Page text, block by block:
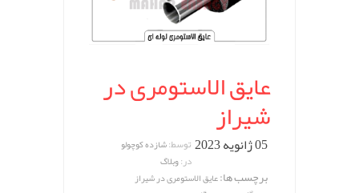
عایق الاستومری در
شیراز
05 ژانویه 2023 توسط:شازده کوچولو
در:وبلاگ
برچسب ها:عایق الاستومری در شیراز